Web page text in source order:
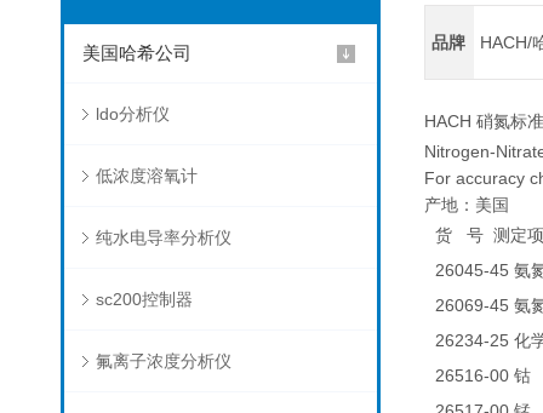
美国哈希公司
ldo分析仪
低浓度溶氧计
纯水电导率分析仪
sc200控制器
氟离子浓度分析仪
品牌 HACH/
HACH 硝氮标
Nitrogen-
For accuracy
产地：美国
货 号 测定
26045-45 氨
26069-45 氨
26234-25 化
26516-00 钴